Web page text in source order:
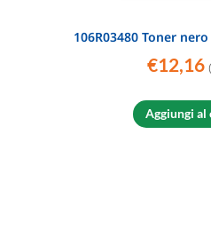
106R03480 Toner
€12,16
Aggiungi al